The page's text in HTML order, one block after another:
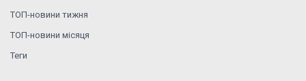
ТОП-новини тижня
ТОП-новини місяця
Теги